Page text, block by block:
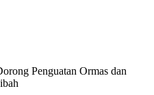
Penguatan Ormas dan